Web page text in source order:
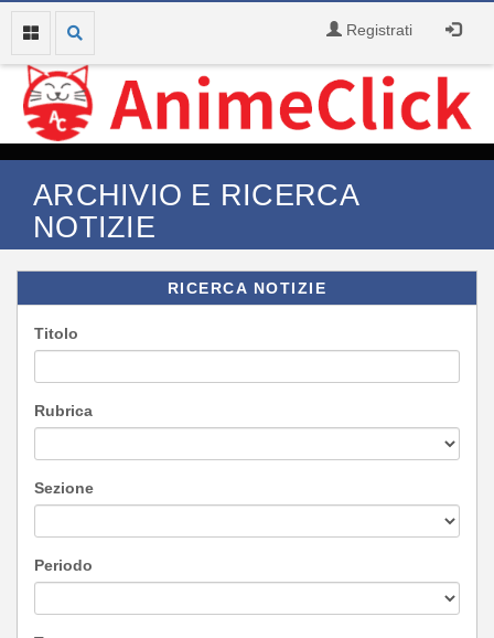
Registrati
ARCHIVIO E RICERCA
NOTIZIE
RICERCA NOTIZIE
Titolo
Rubrica
Sezione
Periodo